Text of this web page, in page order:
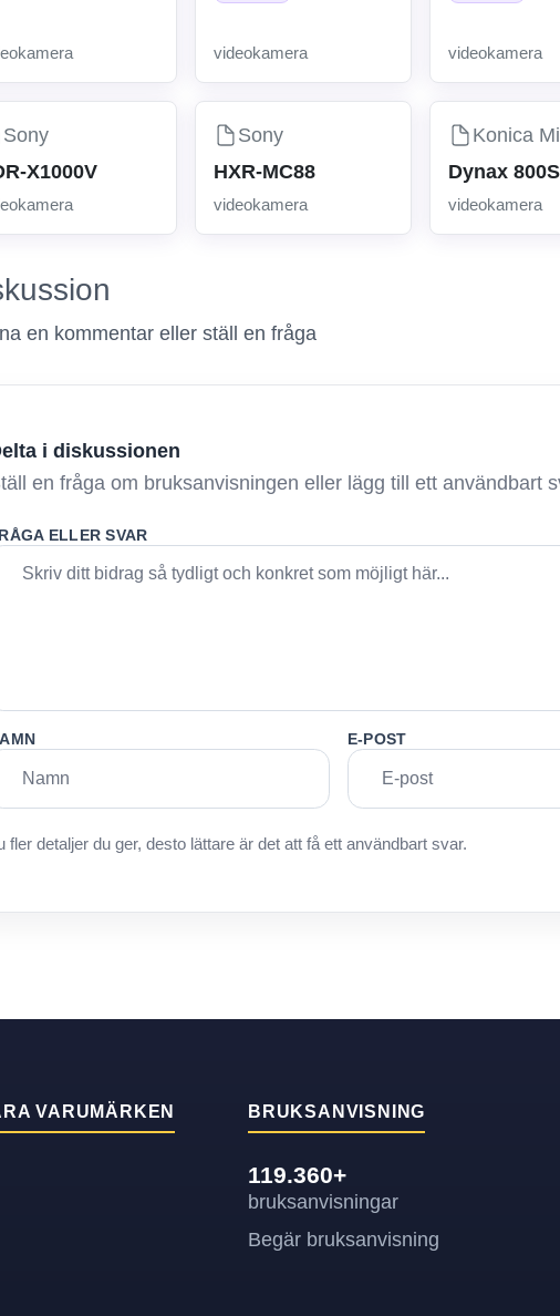
videokamera videokamera
Sony
X1000V
Sony
HXR-MC88
videokamera
Konica
Dynax
videokamera
en kommentar eller ställ en fråga
i diskussionen
en fråga om bruksanvisningen eller lägg till ett användbart
ELLER SVAR
E-POST
fler detaljer du ger, desto lättare är det att få ett användbart svar.
VARUMÄRKEN BRUKSANVISNING
119.360+
bruksanvisningar
Begär bruksanvisning